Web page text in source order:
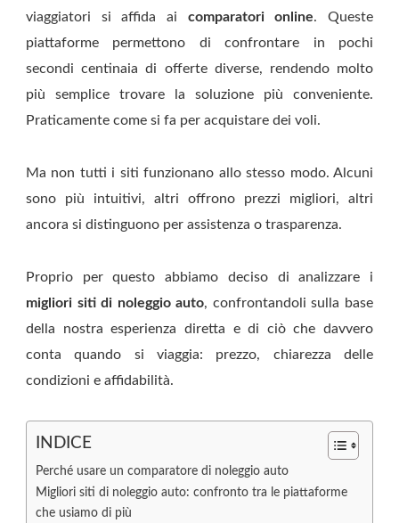
viaggiatori si affida ai comparatori online. Queste
piattaforme permettono di confrontare in pochi
secondi centinaia di offerte diverse, rendendo molto
più semplice trovare la soluzione più conveniente.
Praticamente come si fa per acquistare dei voli.
Ma non tutti i siti funzionano allo stesso modo. Alcuni
sono più intuitivi, altri offrono prezzi migliori, altri
ancora si distinguono per assistenza o trasparenza.
Proprio per questo abbiamo deciso di analizzare i
migliori siti di noleggio auto, confrontandoli sulla base
della nostra esperienza diretta e di ciò che davvero
conta quando si viaggia: prezzo, chiarezza delle
condizioni e affidabilità.
INDICE
Perché usare un comparatore di noleggio auto
Migliori siti di noleggio auto: confronto tra le piattaforme
che usiamo di più